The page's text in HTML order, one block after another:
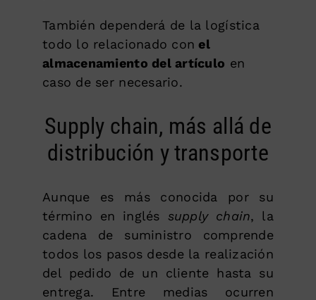
También dependerá de la logística
todo lo relacionado con el
almacenamiento del artículo en
caso de ser necesario.
Supply chain, más allá de
distribución y transporte
Aunque es más conocida por su
término en inglés supply chain, la
cadena de suministro comprende
todos los pasos desde la realización
del pedido de un cliente hasta su
entrega. Entre medias ocurren